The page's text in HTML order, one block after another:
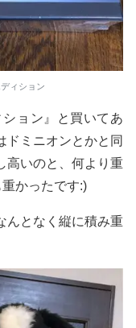
ィション
ョン』と買いてあ
ドミニオンとかと同
高いのと、何より重
かったです:)
んとなく縦に積み重